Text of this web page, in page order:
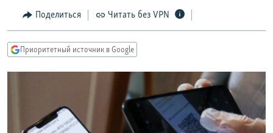
Вернутся
главной
навигации
Вернутся
МНЕНИЯ
IDEL.РЕАЛИИ
СЕВЕР.РЕАЛИИ
СИБИРЬ.РЕАЛИИ
Поделиться Читать без VPN
Приоритетный источник в Google